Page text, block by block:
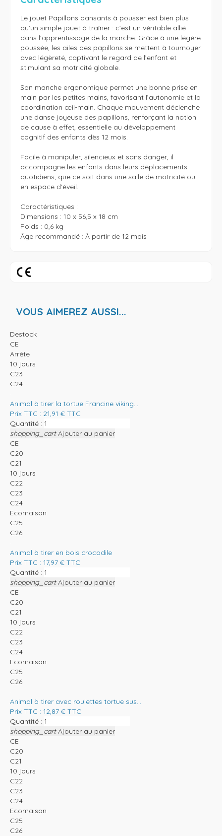
Le jouet Papillons dansants à pousser est bien plus
qu’un simple jouet à traîner : c’est un véritable allié
dans l’apprentissage de la marche. Grâce à une légère
poussée, les ailes des papillons se mettent à tournoyer
avec légèreté, captivant le regard de l’enfant et
stimulant sa motricité globale.
Son manche ergonomique permet une bonne prise en
main par les petites mains, favorisant l’autonomie et la
coordination œil-main. Chaque mouvement déclenche
une danse joyeuse des papillons, renforçant la notion
de cause à effet, essentielle au développement
cognitif des enfants dès 12 mois.
Facile à manipuler, silencieux et sans danger, il
accompagne les enfants dans leurs déplacements
quotidiens, que ce soit dans une salle de motricité ou
en espace d’éveil.
Caractéristiques :
Dimensions : 10 x 56,5 x 18 cm
Poids : 0,6 kg
Âge recommandé : À partir de 12 mois
VOUS AIMEREZ AUSSI...
Destock
CE
Arrête
10 jours
C23
C24
Animal à tirer la tortue Francine viking...
Prix TTC : 21,91 € TTC
Quantité :
shopping_cart Ajouter au panier
CE
C20
C21
10 jours
C22
C23
C24
Ecomaison
C25
C26
Animal à tirer en bois crocodile
Prix TTC : 17,97 € TTC
Quantité :
shopping_cart Ajouter au panier
CE
C20
C21
10 jours
C22
C23
C24
Ecomaison
C25
C26
Animal à tirer avec roulettes tortue sus...
Prix TTC : 12,87 € TTC
Quantité :
shopping_cart Ajouter au panier
CE
C20
C21
10 jours
C22
C23
C24
Ecomaison
C25
C26